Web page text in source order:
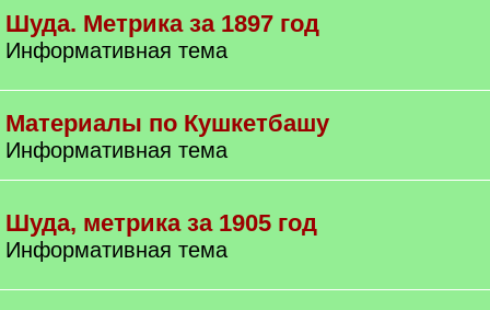
Шуда. Метрика за 1897 год
Информативная тема
Материалы по Кушкетбашу
Информативная тема
Шуда, метрика за 1905 год
Информативная тема